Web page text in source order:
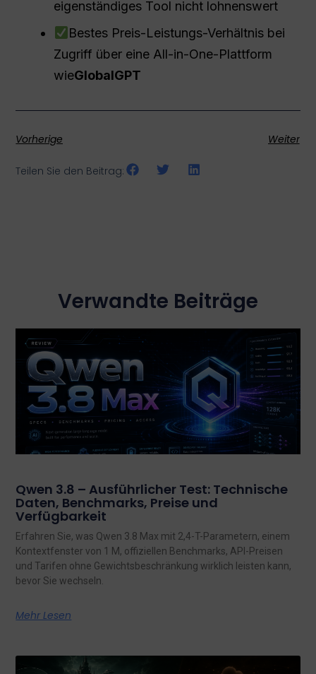
eigenständiges Tool nicht lohnenswert
Bestes Preis-Leistungs-Verhältnis bei
Zugriff über eine All-in-One-Plattform
wieGlobalGPT
Vorherige Weiter
Teilen Sie den Beitrag:
Verwandte Beiträge
Qwen 3.8 – Ausführlicher Test: Technische
Daten, Benchmarks, Preise und
Verfügbarkeit
Erfahren Sie, was Qwen 3.8 Max mit 2,4-T-Parametern, einem
Kontextfenster von 1 M, offiziellen Benchmarks, API-Preisen
und Tarifen ohne Gewichtsbeschränkung wirklich leisten kann,
bevor Sie wechseln.
Mehr Lesen